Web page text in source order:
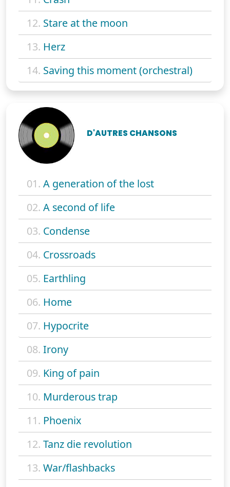
12. Stare at the moon
13. Herz
14. Saving this moment (orchestral)
D'AUTRES CHANSONS
01. A generation of the lost
02. A second of life
03. Condense
04. Crossroads
05. Earthling
06. Home
07. Hypocrite
08. Irony
09. King of pain
10. Murderous trap
11. Phoenix
12. Tanz die revolution
13. War/flashbacks